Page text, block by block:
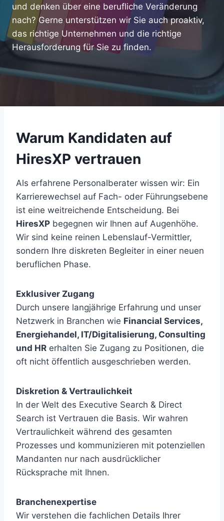
und denken über eine berufliche Veränderung
nach? Gerne unterstützen wir Sie auch proaktiv,
das richtige Unternehmen und die richtige
Herausforderung für Sie zu finden.
Warum Kandidaten auf
HiresXP vertrauen
Als erfahrene Personalberater wissen wir: Ein
Karrierewechsel auf Fach- oder Führungsebene
ist eine weitreichende Entscheidung. Bei
HiresXP begegnen wir Ihnen auf Augenhöhe.
Wir sind keine reinen Lebenslauf-Vermittler,
sondern Ihre diskreten Begleiter in einer neuen
beruflichen Phase.
Exklusiver Zugang
Durch unsere langjährige Erfahrung und unser
Netzwerk in Branchen wie Financial Services,
Energiehandel, IT/Digitalisierung, Consulting
und HR erhalten Sie Zugang zu Positionen, die
oft nicht öffentlich ausgeschrieben werden.
Diskretion & Vertraulichkeit
In der Welt des Executive Search & Direct
Search ist Vertrauen die Basis. Wir wahren
Vertraulichkeit während des gesamten
Prozesses und kommunizieren mit potenziellen
Mandanten nur nach ausdrücklicher
Rücksprache mit Ihnen.
Branchenexpertise
Wir verstehen die fachlichen Details Ihrer